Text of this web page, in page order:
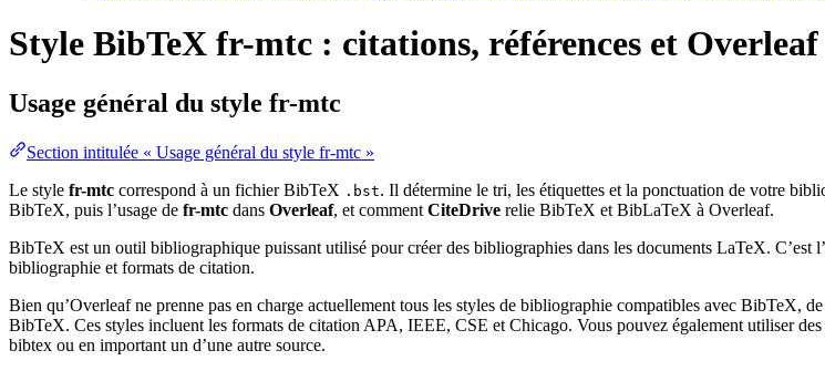
Style BibTeX fr-mtc : citations, références et Overleaf
Usage général du style fr-mtc
Section intitulée « Usage général du style fr-mtc »
Le style fr-mtc correspond à un fichier BibTeX .bst. Il détermine le tri, les étiquettes et la ponctuation de votre
BibTeX, puis l’usage de fr-mtc dans Overleaf, et comment CiteDrive relie BibTeX et BibLaTeX à Overleaf.
BibTeX est un outil bibliographique puissant utilisé pour créer des bibliographies dans les documents LaTeX.
bibliographie et formats de citation.
Bien qu’Overleaf ne prenne pas en charge actuellement tous les styles de bibliographie compatibles avec BibTeX,
BibTeX. Ces styles incluent les formats de citation APA, IEEE, CSE et Chicago. Vous pouvez également utiliser
bibtex ou en important un d’une autre source.